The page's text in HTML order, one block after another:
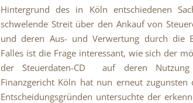
Hintergrund des in Köln entschiedenen
schwelende Streit über den Ankauf von
und deren Aus- und Verwertung durch die
Falles ist die Frage interessant, wie sich der
der Steuerdaten-CD auf deren
Finanzgericht Köln hat nun erneut
Entscheidungsgründen untersuchte der